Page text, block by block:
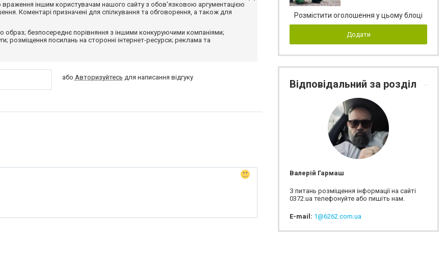
враження іншим користувачам нашого сайту з обов'язковою аргументацією
Коментарі призначені для спілкування та обговорення, а також для
образ; безпосереднє порівняння з іншими конкуруючими компаніями;
розміщення посилань на сторонні інтернет-ресурси; реклама та
або Авторизуйтесь для написання відгуку
Розмістити оголошення у цьому блоці
Додати
Відповідальний за розділ
Валерій Гармаш
З питань розміщення інформації на сайті
0372.ua телефонуйте або пишіть нам.
E-mail: 1@6262.com.ua